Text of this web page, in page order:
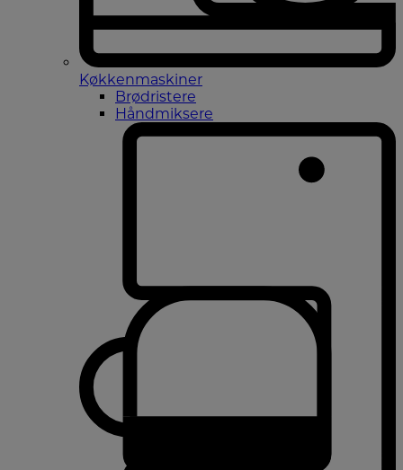
Køkkenmaskiner
Brødristere
Håndmiksere